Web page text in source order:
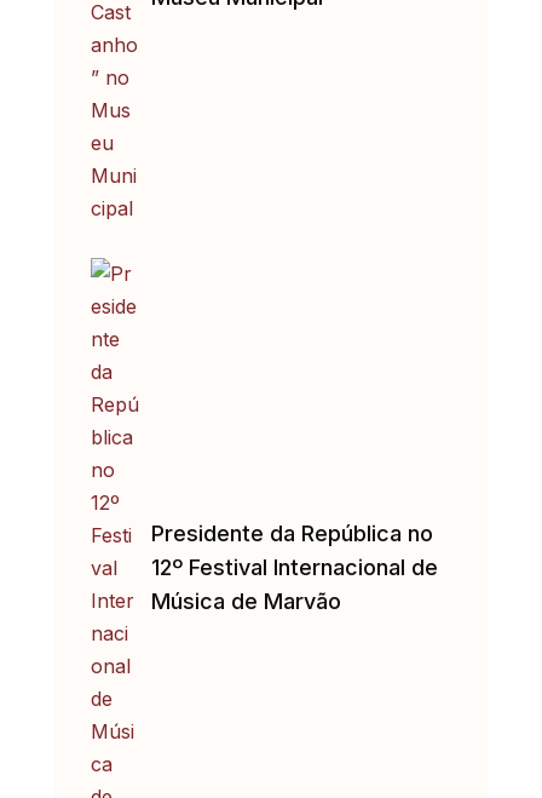
Presidente da República no
12º Festival Internacional de
Música de Marvão